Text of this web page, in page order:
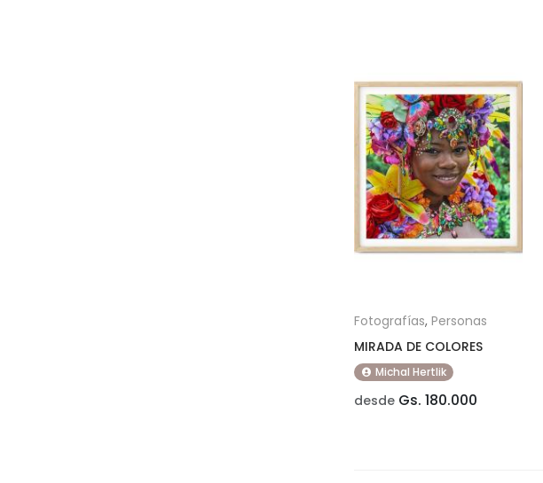
Fotografías, Personas
MIRADA DE COLORES
Michal Hertlik
desde Gs. 180.000